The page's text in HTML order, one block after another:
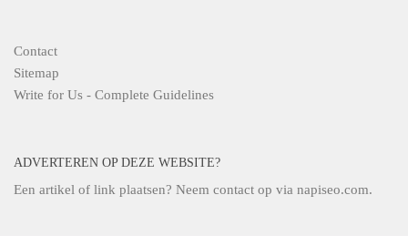
Contact
Sitemap
Write for Us - Complete Guidelines
ADVERTEREN OP DEZE WEBSITE?
Een artikel of link plaatsen? Neem contact op via napiseo.com.